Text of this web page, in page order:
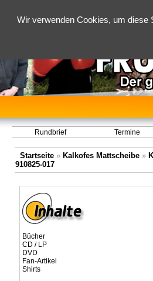
Wir verwenden Cookies, um
Rundbrief Termine
Startseite» Kalkofes Mattscheibe»
910825-017
Bücher
CD / LP
DVD
Fan-Artikel
Shirts